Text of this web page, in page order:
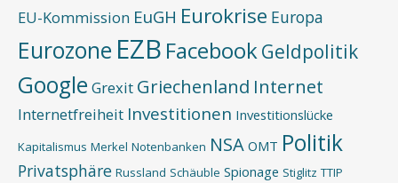
EU-Kommission EuGH Eurokrise Europa
Eurozone EZB FacebookGeldpolitik
Google Grexit Griechenland Internet
Internetfreiheit Investitionen Investitionslücke
Kapitalismus Merkel Notenbanken NSA OMT Politik
Privatsphäre Russland Schäuble Spionage Stiglitz TTIP